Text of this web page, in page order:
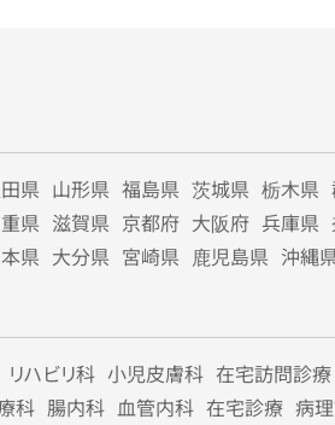
県 山形県 福島県 茨城県 栃木県
県 滋賀県 京都府 大阪府 兵庫県
県 大分県 宮崎県 鹿児島県 沖縄
リハビリ科 小児皮膚科 在宅訪問診療
科 腸内科 血管内科 在宅診療 病